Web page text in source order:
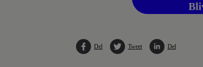
Del Tweet Del